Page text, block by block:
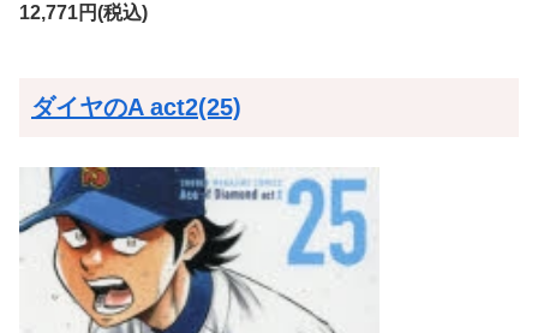
12,771円(税込)
ダイヤのA act2(25)